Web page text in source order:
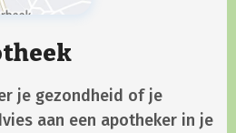
je gezondheid of je
aan een apotheker in je